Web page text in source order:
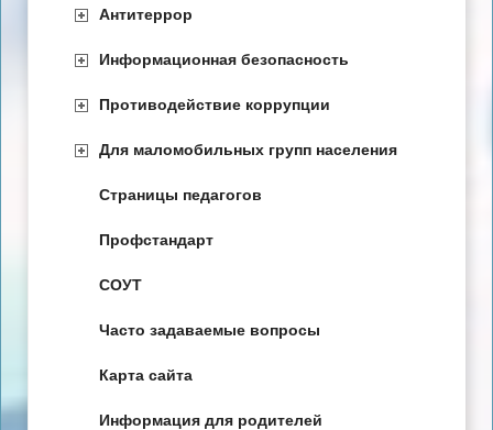
Антитеррор
Информационная безопасность
Противодействие коррупции
Для маломобильных групп населения
Страницы педагогов
Профстандарт
СОУТ
Часто задаваемые вопросы
Карта сайта
Информация для родителей